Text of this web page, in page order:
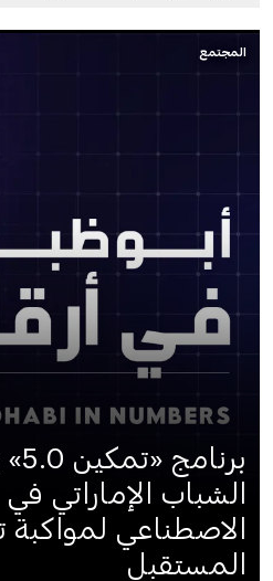
المجتمع
الشباب الإماراتي
الاصطناعي
المستقبل